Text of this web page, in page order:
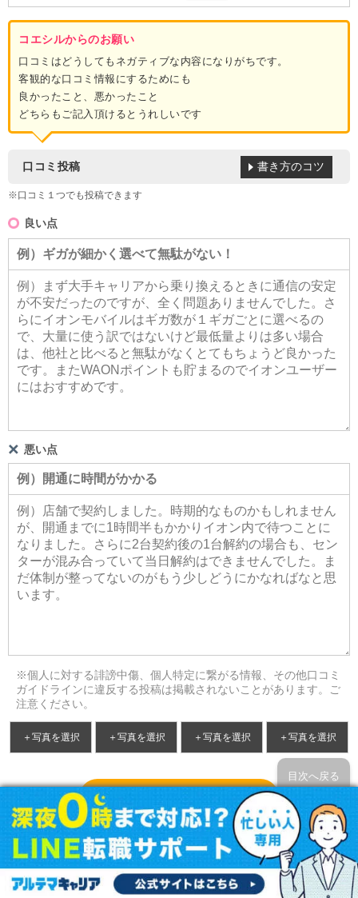
コエシルからのお願い
口コミはどうしてもネガティブな内容になりがちです。
客観的な口コミ情報にするためにも
良かったこと、悪かったこと
どちらもご記入頂けるとうれしいです
口コミ投稿
※口コミ１つでも投稿できます
書き方のコツ
良い点
悪い点
※個人に対する誹謗中傷、個人特定に繋がる情報、その他口コミ
ガイドラインに違反する投稿は掲載されないことがあります。ご
注意ください。
＋写真を選択 ＋写真を選択 ＋写真を選択 ＋写真を選択
記事について指摘する
目次へ戻る